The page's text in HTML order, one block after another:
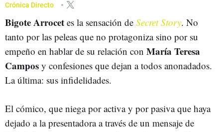
Crónica Directo
Bigote Arrocet es la sensación de Secret Story. No
tanto por las peleas que no protagoniza sino por su
empeño en hablar de su relación con María Teresa
Campos y confesiones que dejan a todos anonadados.
La última: sus infidelidades.
El cómico, que niega por activa y por pasiva que haya
dejado a la presentadora a través de un mensaje de